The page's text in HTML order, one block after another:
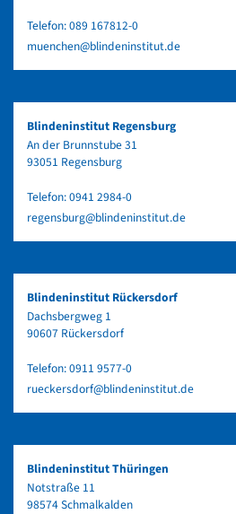
Telefon:089 167812-0
muenchen@blindeninstitut.de
Blindeninstitut Regensburg
An der Brunnstube 31
93051 Regensburg
Telefon:0941 2984-0
regensburg@blindeninstitut.de
Blindeninstitut Rückersdorf
Dachsbergweg 1
90607 Rückersdorf
Telefon:0911 9577-0
rueckersdorf@blindeninstitut.de
Blindeninstitut Thüringen
Notstraße 11
98574 Schmalkalden